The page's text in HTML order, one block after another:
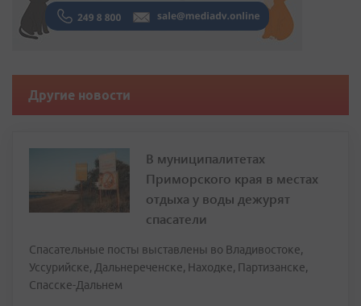
Другие новости
В муниципалитетах
Приморского края в местах
отдыха у воды дежурят
спасатели
Спасательные посты выставлены во Владивостоке,
Уссурийске, Дальнереченске, Находке, Партизанске,
Спасске-Дальнем